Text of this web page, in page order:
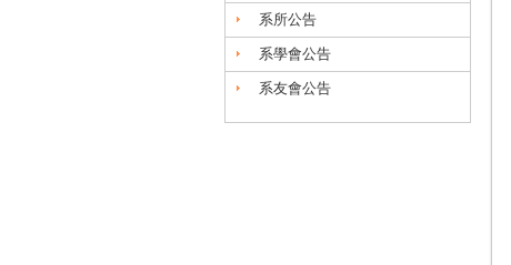
系所公告
系學會公告
系友會公告